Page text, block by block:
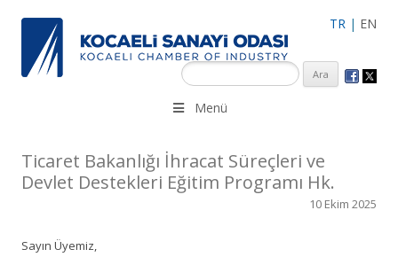
TR | EN
KSO 3500’ü aşkın sanayi kuruluşuna uzman çalışanları ile İzmit
Merkez, Çayırova, Dilovası, Gebze ve İMES OSB’deki ofisleri ile
Menü
Ticaret Bakanlığı İhracat Süreçleri ve
Devlet Destekleri Eğitim Programı Hk.
10 Ekim 2025
Sayın Üyemiz,